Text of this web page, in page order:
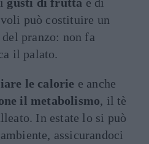
può costituire un
pranzo: non fa
il palato.
le calorie e anche
il metabolismo, il tè
In estate lo si può
assicurandoci